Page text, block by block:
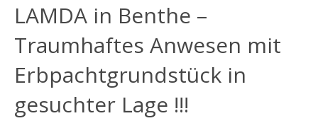
LAMDA in Benthe –
Traumhaftes Anwesen mit
Erbpachtgrundstück in
gesuchter Lage !!!